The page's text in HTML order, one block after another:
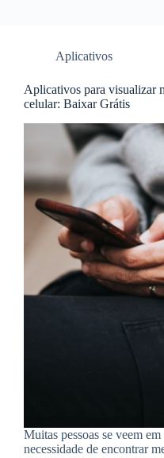
Aplicativos
Aplicativos para visualizar
celular: Baixar Grátis
Muitas pessoas se veem
necessidade de encontrar